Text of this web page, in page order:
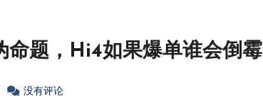
命题，Hi4如果爆单谁会倒霉
没有评论